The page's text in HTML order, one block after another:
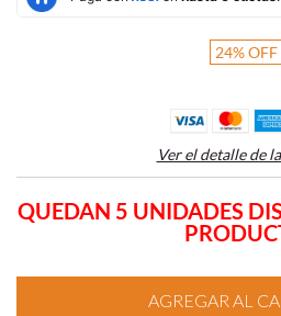
24%OFF
Ver el detalle de
QUEDAN 5 UNIDADES